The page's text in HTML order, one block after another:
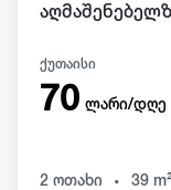
ქუთაისი
70 ლარი/დღე
2 ოთახი . 39 m²